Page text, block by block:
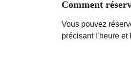
Comment
Vous pouvez
précisant l’heure